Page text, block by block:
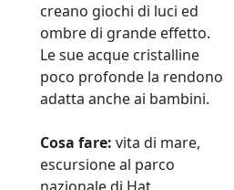
creano giochi di luci ed
ombre di grande effetto.
Le sue acque cristalline
poco profonde la rendono
adatta anche ai bambini.
Cosa fare: vita di mare,
escursione al parco